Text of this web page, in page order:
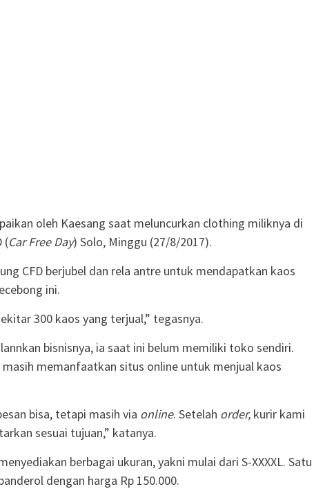
oleh Kaesang saat meluncurkan clothing miliknya di
(Car Free Day) Solo, Minggu (27/8/2017).
CFD berjubel dan rela antre untuk mendapatkan kaos
ini.
300 kaos yang terjual,” tegasnya.
bisnisnya, ia saat ini belum memiliki toko sendiri.
masih memanfaatkan situs online untuk menjual kaos
bisa, tetapi masih via online. Setelah order, kurir kami
sesuai tujuan,” katanya.
berbagai ukuran, yakni mulai dari S-XXXXL. Satu
dengan harga Rp 150.000.